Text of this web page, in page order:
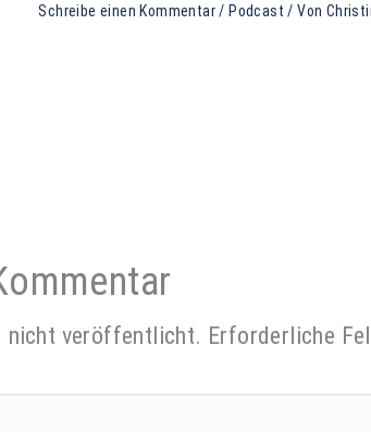
Schreibe einen Kommentar / Podcast / Von
nicht veröffentlicht. Erforderliche